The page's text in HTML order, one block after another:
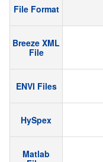
File Format
Breeze XML
File
ENVI Files
HySpex
Matlab